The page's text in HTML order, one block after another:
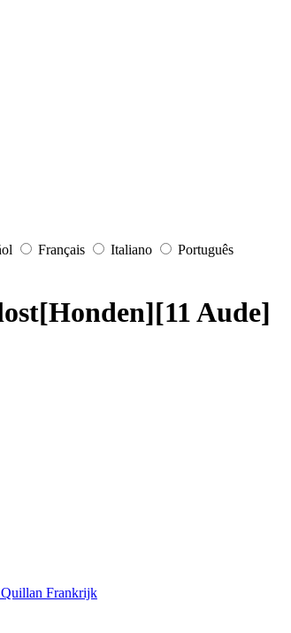
Français Italiano Português
Aude]